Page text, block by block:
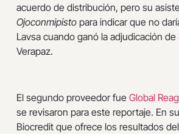
acuerdo de distribución, pero su
Ojoconmipisto para indicar que no
Lavsa cuando ganó la adjudicación de
Verapaz.
El segundo proveedor fue Global
se revisaron para este reportaje. En
Biocredit que ofrece los resultados